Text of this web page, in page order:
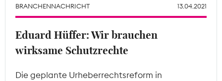
BRANCHENNACHRICHT 13.04.2021
Eduard Hüffer: Wir brauchen
wirksame Schutzrechte
Die geplante Urheberrechtsreform in